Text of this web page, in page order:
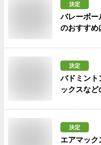
決定
バレーボー
のおすすめ
決定
バドミント
ックスなど
決定
エアマック